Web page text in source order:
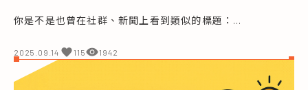
你是不是也曾在社群、新聞上看到類似的標題：
「朋友去泰國買了一間度假屋，租金回報率超過 8%！」
「柬埔寨預售屋翻倍轉手，半年賺進一桶金！」
2025.09.14 115 1942